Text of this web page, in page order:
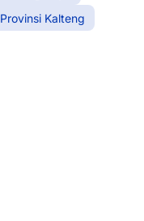
Provinsi Kalteng